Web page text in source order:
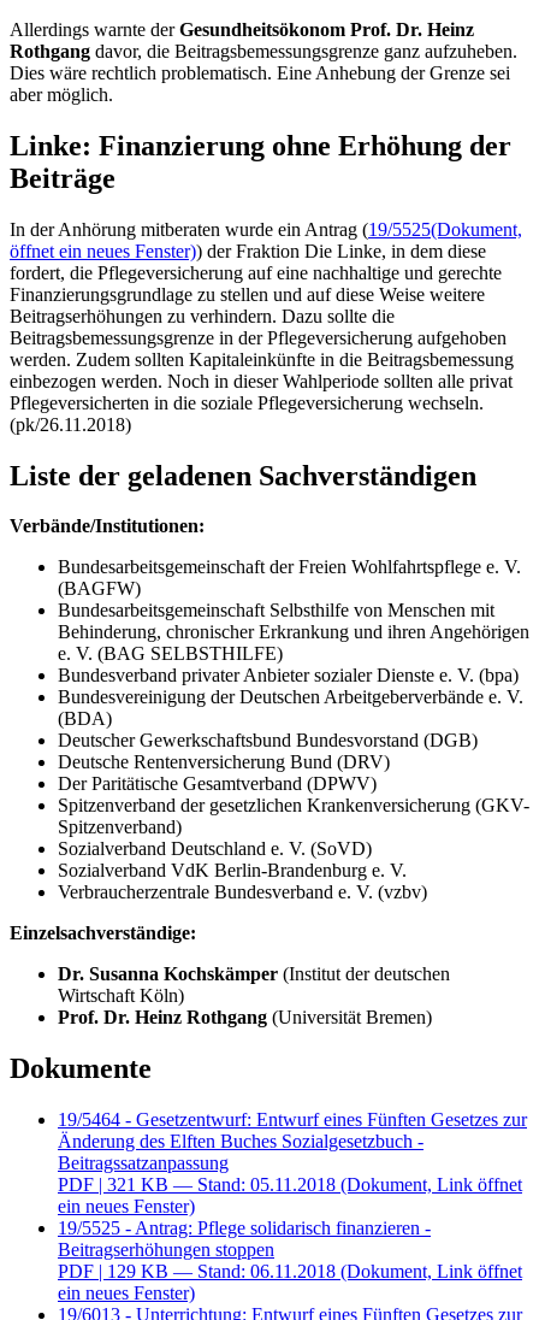
Allerdings warnte derGesundheitsökonom Prof. Dr. Heinz
Rothgang davor, die Beitragsbemessungsgrenze ganz aufzuheben.
Dies wäre rechtlich problematisch. Eine Anhebung der Grenze sei
aber möglich.
Linke: Finanzierung ohne Erhöhung der
Beiträge
In der Anhörung mitberaten wurde ein Antrag (19/5525(Dokument,
öffnet ein neues Fenster)) der Fraktion Die Linke, in dem diese
fordert, die Pflegeversicherung auf eine nachhaltige und gerechte
Finanzierungsgrundlage zu stellen und auf diese Weise weitere
Beitragserhöhungen zu verhindern. Dazu sollte die
Beitragsbemessungsgrenze in der Pflegeversicherung aufgehoben
werden. Zudem sollten Kapitaleinkünfte in die Beitragsbemessung
einbezogen werden. Noch in dieser Wahlperiode sollten alle privat
Pflegeversicherten in die soziale Pflegeversicherung wechseln.
(pk/26.11.2018)
Liste der geladenen Sachverständigen
Verbände/Institutionen:
Bundesarbeitsgemeinschaft der Freien Wohlfahrtspflege e. V.
(BAGFW)
Bundesarbeitsgemeinschaft Selbsthilfe von Menschen mit
Behinderung, chronischer Erkrankung und ihren Angehörigen
e. V. (BAG SELBSTHILFE)
Bundesverband privater Anbieter sozialer Dienste e. V. (bpa)
Bundesvereinigung der Deutschen Arbeitgeberverbände e. V.
(BDA)
Deutscher Gewerkschaftsbund Bundesvorstand (DGB)
Deutsche Rentenversicherung Bund (DRV)
Der Paritätische Gesamtverband (DPWV)
Spitzenverband der gesetzlichen Krankenversicherung (GKV-
Spitzenverband)
Sozialverband Deutschland e. V. (SoVD)
Sozialverband VdK Berlin-Brandenburg e. V.
Verbraucherzentrale Bundesverband e. V. (vzbv)
Einzelsachverständige:
Dr. Susanna Kochskämper (Institut der deutschen
Wirtschaft Köln)
Prof. Dr. Heinz Rothgang (Universität Bremen)
Dokumente
19/5464 - Gesetzentwurf: Entwurf eines Fünften Gesetzes zur
Änderung des Elften Buches Sozialgesetzbuch -
Beitragssatzanpassung
PDF | 321 KB — Stand: 05.11.2018 (Dokument, Link öffnet
ein neues Fenster)
19/5525 - Antrag: Pflege solidarisch finanzieren -
Beitragserhöhungen stoppen
PDF | 129 KB — Stand: 06.11.2018 (Dokument, Link öffnet
ein neues Fenster)
19/6013 - Unterrichtung: Entwurf eines Fünften Gesetzes zur